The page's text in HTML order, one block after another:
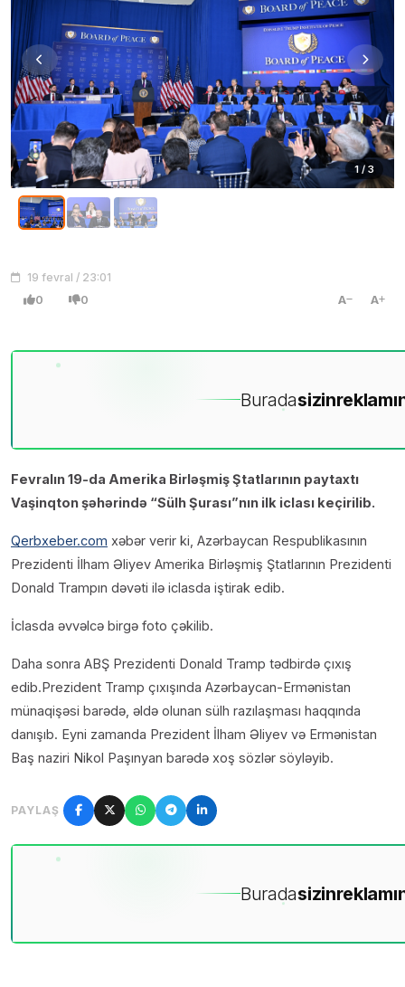
1 / 3
19 fevral / 23:01
0 0 A A
Buradasizin
Fevralın 19-da Amerika Birləşmiş Ştatlarının paytaxtı
Vaşinqton şəhərində “Sülh Şurası”nın ilk iclası keçirilib.
Qerbxeber.com xəbər verir ki, Azərbaycan Respublikasının
Prezidenti İlham Əliyev Amerika Birləşmiş Ştatlarının Prezidenti
Donald Trampın dəvəti ilə iclasda iştirak edib.
İclasda əvvəlcə birgə foto çəkilib.
Daha sonra ABŞ Prezidenti Donald Tramp tədbirdə çıxış
edib.Prezident Tramp çıxışında Azərbaycan-Ermənistan
münaqişəsi barədə, əldə olunan sülh razılaşması haqqında
danışıb. Eyni zamanda Prezident İlham Əliyev və Ermənistan
Baş naziri Nikol Paşınyan barədə xoş sözlər söyləyib.
PAYLAŞ
Buradasizin